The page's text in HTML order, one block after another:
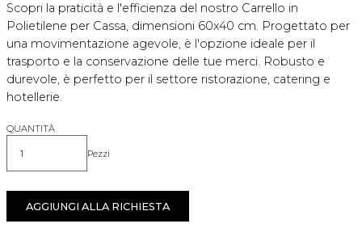
Scopri la praticità e l'efficienza del nostro Carrello in
Polietilene per Cassa, dimensioni 60x40 cm. Progettato per
una movimentazione agevole, è l'opzione ideale per il
trasporto e la conservazione delle tue merci. Robusto e
durevole, è perfetto per il settore ristorazione, catering e
hotellerie.
QUANTITÀ
Quantità Pezzi
AGGIUNGI ALLA RICHIESTA